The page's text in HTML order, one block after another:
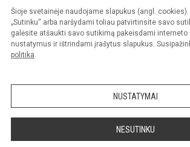
Šioje svetainėje naudojame slapukus (angl. cookies).
„Sutinku“ arba naršydami toliau patvirtinsite savo
galėsite atšaukti savo sutikimą pakeisdami interneto
nustatymus ir ištrindami įrašytus slapukus.
politika.
NUSTATYMAI
NESUTINKU
© 2018. Kauno Jono Basanavičiaus gimnazija. Visos
Kopijuoti turinį be raštiško gimnazijos sutikimo
Versija neįgaliesiems Slapukų